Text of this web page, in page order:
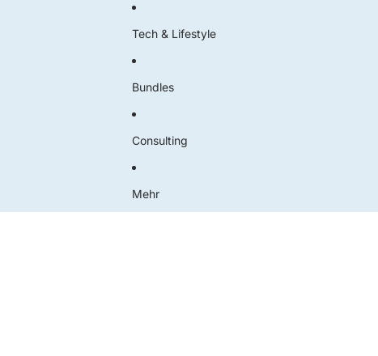
Tech & Lifestyle
Bundles
Consulting
Mehr